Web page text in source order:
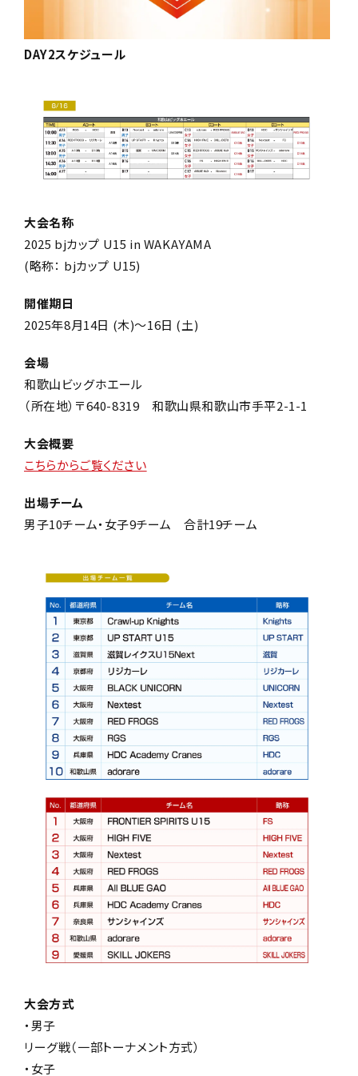
DAY2スケジュール
大会名称
2025 bjカップ U15 in WAKAYAMA
(略称： bjカップ U15)
開催期日
2025年8月14日 (木)～16日 (土)
会場
和歌山ビッグホエール
（所在地）〒640-8319 和歌山県和歌山市手平2-1-1
大会概要
こちらからご覧ください
出場チーム
男子10チーム・女子9チーム 合計19チーム
大会方式
・男子
リーグ戦（一部トーナメント方式）
・女子